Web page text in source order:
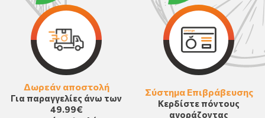
Δωρεάν αποστολή
Για παραγγελίες άνω των
49.99€
Σύστημα Επιβράβευσης
Κερδίστε πόντους
αγοράζοντας